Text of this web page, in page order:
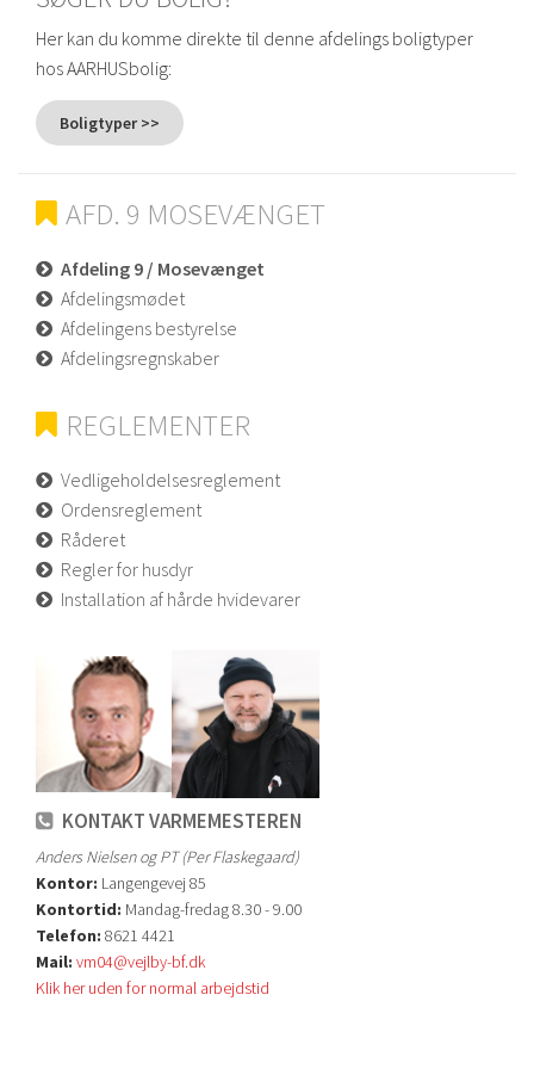
Her kan du komme direkte til denne afdelings boligtyper
hos AARHUSbolig:
Boligtyper >>
AFD. 9 MOSEVÆNGET
Afdeling 9 / Mosevænget
Afdelingsmødet
Afdelingens bestyrelse
Afdelingsregnskaber
REGLEMENTER
Vedligeholdelsesreglement
Ordensreglement
Råderet
Regler for husdyr
Installation af hårde hvidevarer
KONTAKT VARMEMESTEREN
Anders Nielsen og PT (Per Flaskegaard)
Kontor: Langengevej 85
Kontortid: Mandag-fredag 8.30 - 9.00
Telefon: 8621 4421
Mail: vm04@vejlby-bf.dk
Klik her uden for normal arbejdstid